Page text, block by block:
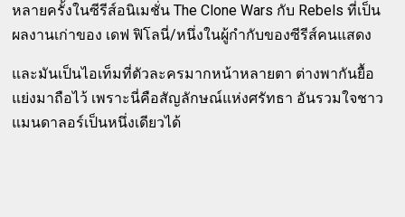
หลายครั้งในซีรีส์อนิเมชั่น The Clone Wars กับ Rebels ที่เป็น
ผลงานเก่าของ เดฟ ฟิโลนี่/หนึ่งในผู้กำกับของซีรีส์คนแสดง
และมันเป็นไอเท็มที่ตัวละครมากหน้าหลายตา ต่างพากันยื้อ
แย่งมาถือไว้ เพราะนี่คือสัญลักษณ์แห่งศรัทธา อันรวมใจชาว
แมนดาลอร์เป็นหนึ่งเดียวได้